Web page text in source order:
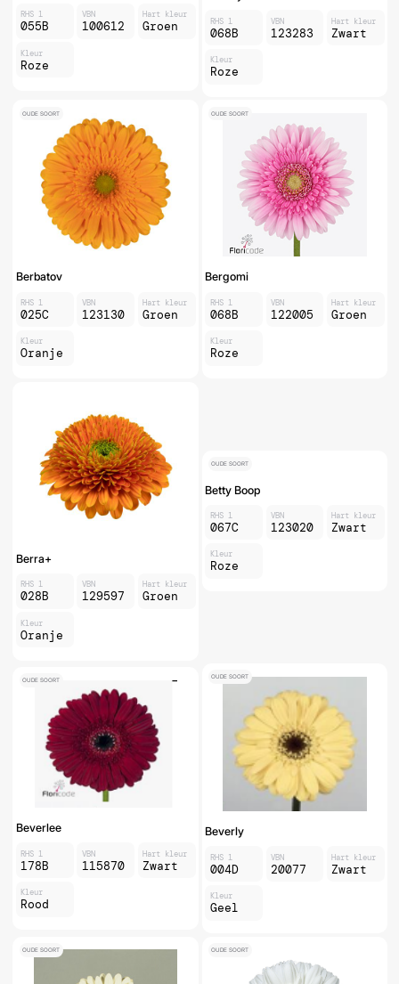
RHS 1
055B
VBN
100612
Hart kleur
Groen
Kleur
Roze
RHS 1
068B
VBN
123283
Hart kleur
Zwart
Kleur
Roze
Berbatov
RHS 1
025C
VBN
123130
Hart kleur
Groen
Kleur
Oranje
OUDE SOORT
Bergomi
RHS 1
068B
VBN
122005
Hart kleur
Groen
Kleur
Roze
OUDE SOORT
Berra+
RHS 1
028B
VBN
129597
Hart kleur
Groen
Kleur
Oranje
Betty Boop
RHS 1
067C
VBN
123020
Hart kleur
Zwart
Kleur
Roze
OUDE SOORT
Beverlee
RHS 1
178B
VBN
115870
Hart kleur
Zwart
Kleur
Rood
OUDE SOORT
Beverly
RHS 1
004D
VBN
20077
Hart kleur
Zwart
Kleur
Geel
OUDE SOORT
OUDE SOORT OUDE SOORT